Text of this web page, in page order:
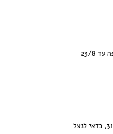
(בנוסף להנחות סוף העונה הקיימות בגובה 20%-30%). ההנחה תהיה תקפה עד 23/8
. ההנחה תהיה תקפה עד 31/8, כדאי לנצל